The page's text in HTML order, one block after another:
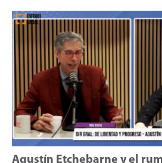
Agustín Etchebarne y el